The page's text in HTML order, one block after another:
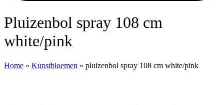
pluizenbol spray 108 cm
white/pink
Home » Kunstbloemen » pluizenbol spray 108 cm white/pink